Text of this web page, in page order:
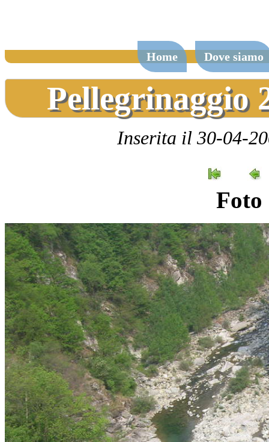
Home Dove siamo
Pellegrinaggio
Inserita il 30-04-
Foto